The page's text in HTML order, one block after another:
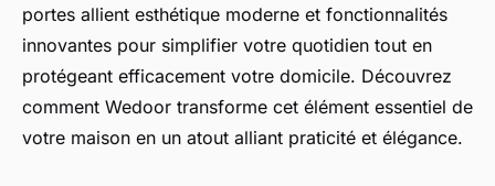
portes allient esthétique moderne et fonctionnalités
innovantes pour simplifier votre quotidien tout en
protégeant efficacement votre domicile. Découvrez
comment Wedoor transforme cet élément essentiel de
votre maison en un atout alliant praticité et élégance.